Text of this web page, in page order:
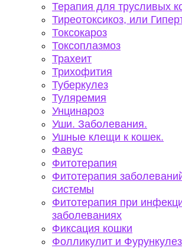
Терапия для трусливых
Тиреотоксикоз, или
Токсокароз
Токсоплазмоз
Трахеит
Трихофития
Туберкулез
Туляремия
Унцинароз
Уши. Заболевания.
Ушные клещи к кошек.
Фавус
Фитотерапия
Фитотерапия
системы
Фитотерапия при
заболеваниях
Фиксация кошки
Фолликулит и Фурункулез